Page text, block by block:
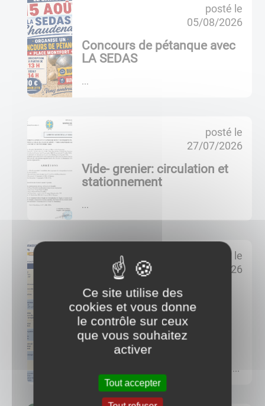
a
c
t
u
a
l
i
a
ff
i
c
h
s
posté le
05/08/2026
Concours de pétanque avec
LA SEDAS
...
posté le
27/07/2026
Vide- grenier: circulation et
stationnement
...
posté le
24/07/2026
Sécheresse - eau potable:
passage en ALERTE
RENFORCÉE
La Saône-et-Loire passe en niveau
alerte renforcée ce jour. Merci de
respecter les restrictions en vigueur ...
Ce site utilise des
cookies et vous donne
le contrôle sur ceux
que vous souhaitez
activer
Tout accepter